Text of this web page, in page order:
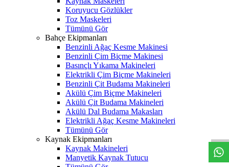
Koruyucu Gözlükler
Toz Maskeleri
Tümünü Gör
Bahçe Ekipmanları
Benzinli Ağaç Kesme Makinesi
Benzinli Çim Biçme Makinesi
Basınçlı Yıkama Makineleri
Elektrikli Çim Biçme Makineleri
Benzinli Çit Budama Makineleri
Akülü Çim Biçme Makineleri
Akülü Çit Budama Makineleri
Akülü Dal Budama Makasları
Elektrikli Ağaç Kesme Makineleri
Tümünü Gör
Kaynak Ekipmanları
Kaynak Makineleri
Manyetik Kaynak Tutucu